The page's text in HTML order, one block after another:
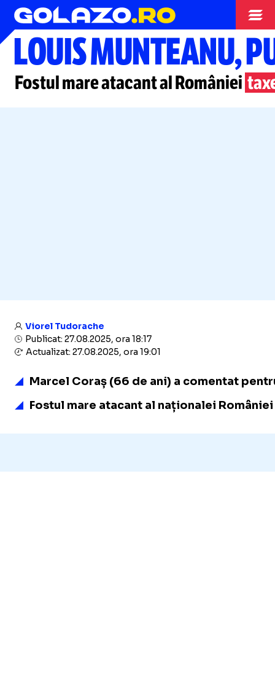
Nationala
LOUIS MUNTEANU,
Fostul mare atacant al României
Viorel Tudorache
Publicat: 27.08.2025, ora 18:17
Actualizat: 27.08.2025, ora 19:01
Marcel Coraș (66 de ani) a comentat
Fostul mare atacant al naționalei